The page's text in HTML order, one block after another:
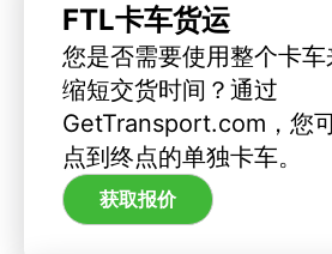
FTL卡车货运
您是否需要使用整个卡
缩短交货时间？通过
GetTransport.com，您
点到终点的单独卡车。
获取报价